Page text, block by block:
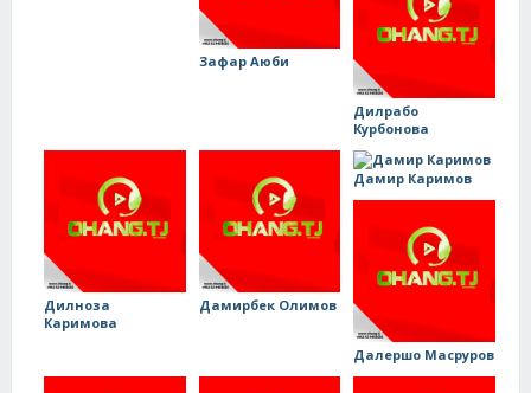
Зафар Аюби
Дилрабо
Курбонова
Дилноза
Каримова
Дамирбек Олимов
Дамир Каримов
Далершо Масруров